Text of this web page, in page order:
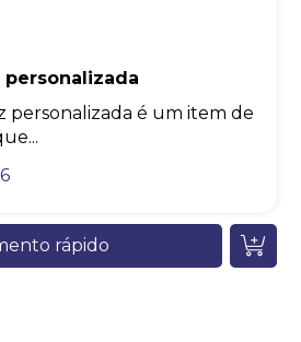
personalizada é um item de
rápido